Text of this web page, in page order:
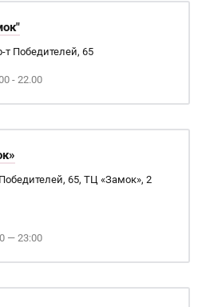
т Победителей, 65
- 22.00
65, ТЦ «Замок», 2
— 23:00